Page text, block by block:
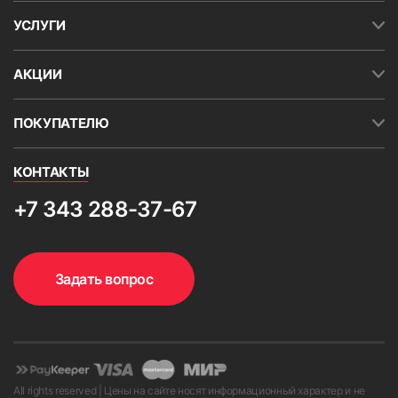
УСЛУГИ
АКЦИИ
ПОКУПАТЕЛЮ
КОНТАКТЫ
+7 343 288-37-67
Задать вопрос
All rights reserved | Цены на сайте носят информационный характер и не